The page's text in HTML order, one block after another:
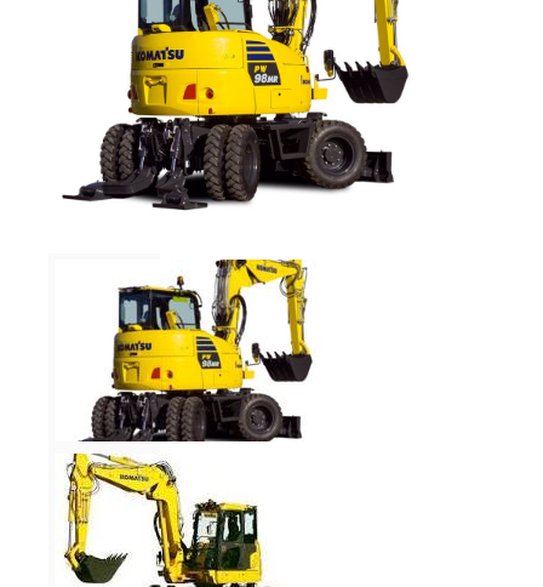
Fahrzeuge
Stromerzeuger
Vibrationstechnik
Kommunaltechnik
Sonstiges
Sonderaktionen
Aktionen
Angebote
Anfahrt